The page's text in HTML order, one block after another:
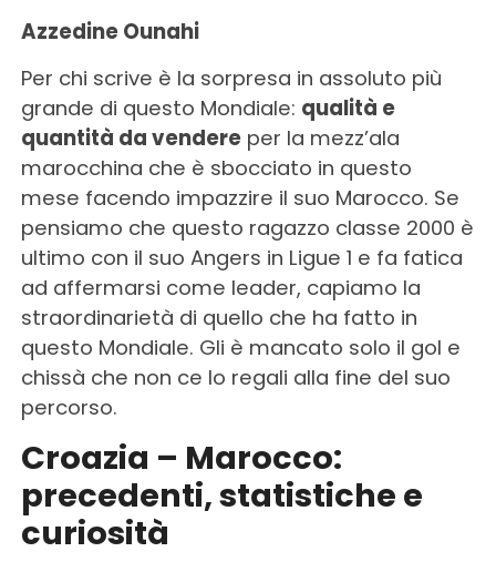
Azzedine Ounahi
Per chi scrive è la sorpresa in assoluto più
grande di questo Mondiale: qualità e
quantità da vendereper la mezz’ala
marocchina che è sbocciato in questo
mese facendo impazzire il suo Marocco. Se
pensiamo che questo ragazzo classe 2000 è
ultimo con il suo Angers in Ligue 1 e fa fatica
ad affermarsi come leader, capiamo la
straordinarietà di quello che ha fatto in
questo Mondiale. Gli è mancato solo il gol e
chissà che non ce lo regali alla fine del suo
percorso.
Croazia – Marocco:
precedenti, statistiche e
curiosità